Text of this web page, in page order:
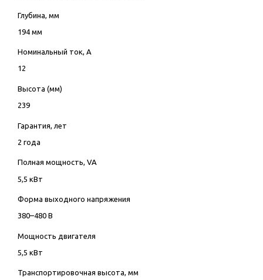
Глубина, мм
194 мм
Номинальный ток, А
12
Высота (мм)
239
Гарантия, лет
2 года
Полная мощность, VA
5,5 кВт
Форма выходного напряжения
380–480 В
Мощность двигателя
5,5 кВт
Транспортировочная высота, мм